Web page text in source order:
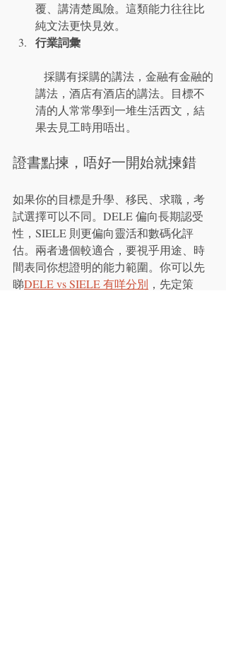
覆、講清楚風險。這類能力往往比
純文法更快見效。
行業詞彙
講法，酒店有酒店的講法。目標不
清的人常常學到一堆生活西文，結
果去見工時用唔出。
證書點揀，唔好一開始就揀錯
如果你的目標是升學、移民、求職，考
試選擇可以不同。DELE 偏向長期認受
性，SIELE 則更偏向靈活和數碼化評
估。兩者邊個較適合，要視乎用途、時
間表同你想證明的能力範圍。你可以先
睇DELE vs SIELE 有咩分別 ，先定策